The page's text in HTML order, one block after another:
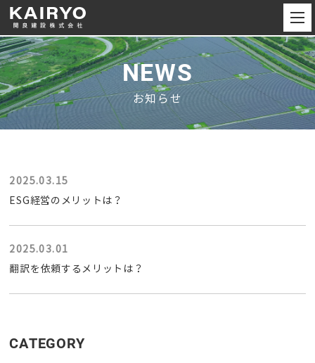
NEWS
お知らせ
2025.03.15
ESG経営のメリットは？
2025.03.01
翻訳を依頼するメリットは？
CATEGORY